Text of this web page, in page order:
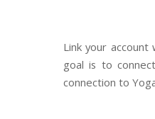
Link your
goal is to
connection to